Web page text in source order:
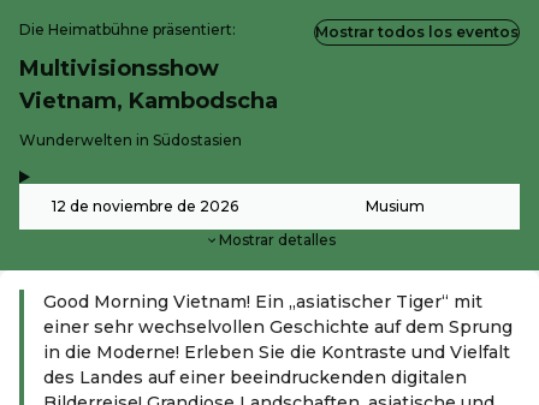
Die Heimatbühne präsentiert:
Multivisionsshow
Vietnam, Kambodscha
-
Wunderwelten in Südostasien
12 de noviembre de 2026 Musium
Mostrar detalles
Mostrar todos los eventos
Good Morning Vietnam! Ein „asiatischer Tiger“ mit
einer sehr wechselvollen Geschichte auf dem Sprung
in die Moderne! Erleben Sie die Kontraste und Vielfalt
des Landes auf einer beeindruckenden digitalen